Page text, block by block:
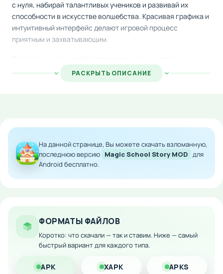
с нуля, набирай талантливых учеников и развивай их
способности в искусстве волшебства. Красивая графика и
интуитивный интерфейс делают игровой процесс
приятным и захватывающим.
помещения для обучения и тренировок, улучшай
инфраструктуру. Выполняй разнообразные задания,
магии.
Взаимодействуй с друзьями в многопользовательском
режиме, участвуй в совместных событиях и
соревнованиях. Сравнивай успехи своей школы с
достижениями других игроков и доказывай, что твоя
Бесконечное количество игровой валюты
Мгновенное строительство зданий
Все предметы доступны без ограничений
РАСКРЫТЬ ОПИСАНИЕ
На данной странице, Вы можете скачать взломанную,
последнюю версию Magic School Story MOD для
Android бесплатно.
ФОРМАТЫ ФАЙЛОВ
Коротко: что скачали — так и ставим. Ниже — самый
быстрый вариант для каждого типа.
APK XAPK APKS